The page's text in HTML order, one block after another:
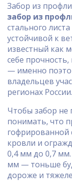
Забор из
забор из
стального
устойчивой к
известный как
себе
— именно
владельцев
регионах России.
Чтобы забор не
понимать, что
гофрированной
кровли и
0,4 мм до 0,7
мм — тоньше
дороже и